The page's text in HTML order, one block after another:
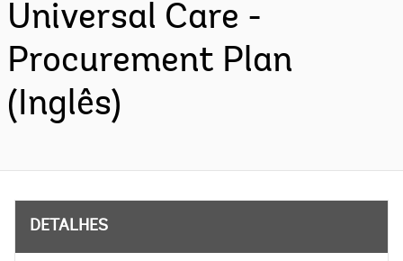
Universal Care -
Procurement Plan
(Inglês)
DETALHES